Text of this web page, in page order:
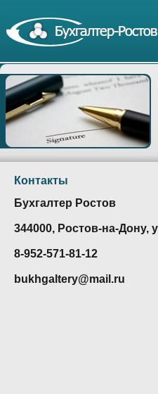
Контакты
Бухгалтер Ростов
344000, Ростов-на-Дону,
8-952-571-81-12
bukhgaltery@mail.ru